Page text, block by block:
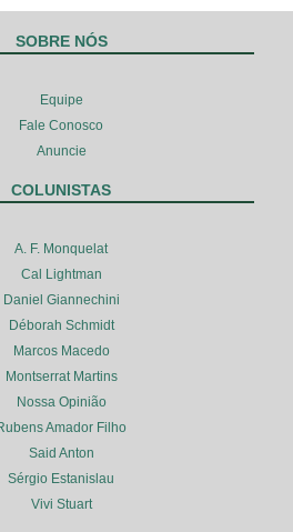
SOBRE NÓS
Equipe
Fale Conosco
Anuncie
COLUNISTAS
A. F. Monquelat
Cal Lightman
Daniel Giannechini
Déborah Schmidt
Marcos Macedo
Montserrat Martins
Nossa Opinião
Amador Filho
Said Anton
Sérgio Estanislau
Vivi Stuart